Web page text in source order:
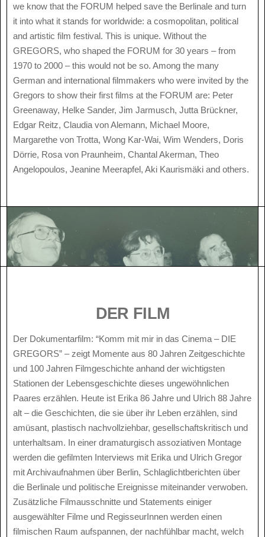
we know that the FORUM helped save the Berlinale and turn
it into what it stands for worldwide: a cosmopolitan, political
and artistic film festival. This is unique. Without the
GREGORS, who shaped the FORUM for 30 years – from
1970 to 2000 – this would not be so. Among the many
German and international filmmakers who were invited by the
Gregors to show their first films at the FORUM are: Peter
Greenaway, Helke Sander, Jim Jarmusch, Jutta Brückner,
Edgar Reitz, Claudia von Alemann, Michael Moore,
Margarethe von Trotta, Wong Kar-Wai, Wim Wenders, Doris
Dörrie, Rosa von Praunheim, Chantal Akerman, Theo
Angelopoulos, Jeanine Meerapfel, Aki Kaurismäki and others.
DER FILM
Der Dokumentarfilm: “Komm mit mir in das Cinema – DIE
GREGORS” – zeigt Momente aus 80 Jahren Zeitgeschichte
und 100 Jahren Filmgeschichte anhand der wichtigsten
Stationen der Lebensgeschichte dieses ungewöhnlichen
Paares erzählen. Heute ist Erika 86 Jahre und Ulrich 88 Jahre
alt – die Geschichten, die sie über ihr Leben erzählen, sind
amüsant, plastisch nachvollziehbar, gesellschaftskritisch und
unterhaltsam. In einer dramaturgisch assoziativen Montage
werden die gefilmten Interviews mit Erika und Ulrich Gregor
mit Archivaufnahmen über Berlin, Schlaglichtberichten über
die Berlinale und politische Ereignisse miteinander verwoben.
Zusätzliche Filmausschnitte und Statements einiger
ausgewählter Filme und RegisseurInnen werden einen
filmischen Raum aufspannen, der nachfühlbar macht, welch